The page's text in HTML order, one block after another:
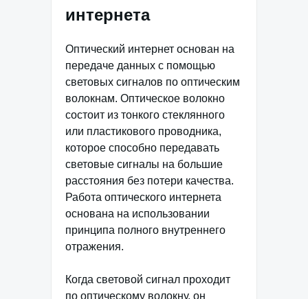
интернета
Оптический интернет основан на
передаче данных с помощью
световых сигналов по оптическим
волокнам. Оптическое волокно
состоит из тонкого стеклянного
или пластикового проводника,
которое способно передавать
световые сигналы на большие
расстояния без потери качества.
Работа оптического интернета
основана на использовании
принципа полного внутреннего
отражения.
Когда световой сигнал проходит
по оптическому волокну, он